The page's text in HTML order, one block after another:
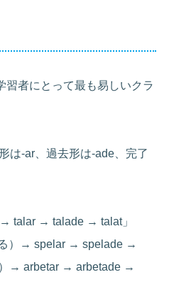
習者にとって最も易しいクラ
は-ar、過去形は-ade、完了
talar → talade → talat」
る）→ spelar → spelade →
→ arbetar → arbetade →